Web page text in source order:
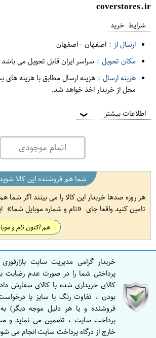
coverstores.ir
شرایط خرید
ارسال از : اصفهان-اصفهان
مکان تحویل : سراسر ایران قابل تحویل می باشد
هزینه ارسال : هزینه ارسال مطابق با هزینه
محل از خریدار اخذ خواهد شد.
اطلاعات بیشتر ❯
اتمام موجودی
شما هم فروشنده این کالا
هر روزه صدها خریدار این کالا را می بینند اگر شما هم
تامین کنید واقعا جای
نام و شماره موبایل شما
هم اکنون نام و
خریدار گرامی مدیریت سایت
پرداختی شما را در صورت عدم رضایت
کالای خریداری شده با کالای سفارش
بودن ، تفاوت رنگ یا سایز یا
فروشنده و یا هر دلیل موجه دیگر)
پرداخت سایت ، تضمین می نماید و
خارج از درگاه پرداخت سایت انجام می